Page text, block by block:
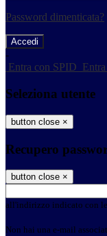
Password dimenticata?
-
Entra con SPID
Seleziona utente
button close ×
Recupero
button close ×
all'indirizzo indicato con
Non hai una e-mail